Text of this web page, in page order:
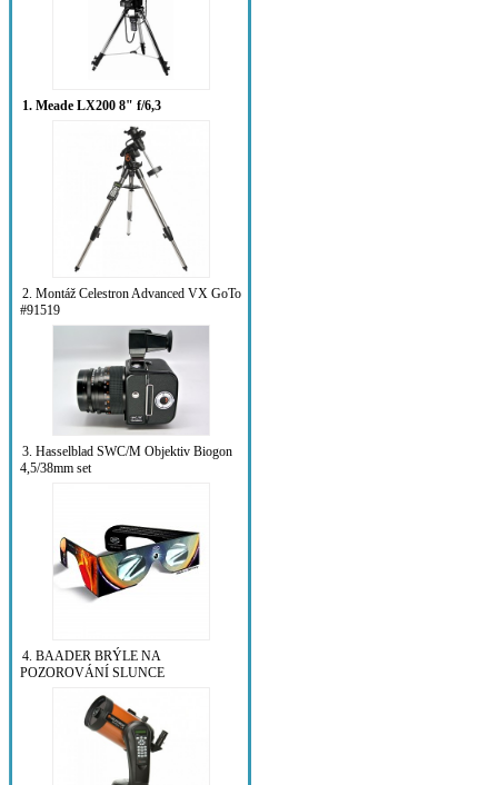
1. Meade LX200 8" f/6,3
2. Montáž Celestron Advanced VX GoTo
#91519
3. Hasselblad SWC/M Objektiv Biogon
4,5/38mm set
4. BAADER BRÝLE NA
POZOROVÁNÍ SLUNCE